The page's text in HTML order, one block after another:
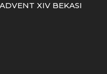
XIV BEKASI